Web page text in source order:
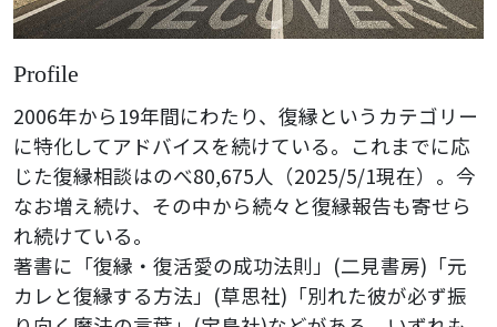
Profile
2006年から19年間にわたり、復縁というカテゴリー
に特化してアドバイスを続けている。これまでに応
じた復縁相談はのべ80,675人（2025/5/1現在）。今
なお増え続け、その中から続々と復縁報告も寄せら
れ続けている。
著書に「復縁・復活愛の成功法則」(二見書房)「元
カレと復縁する方法」(草思社)「別れた彼が必ず振